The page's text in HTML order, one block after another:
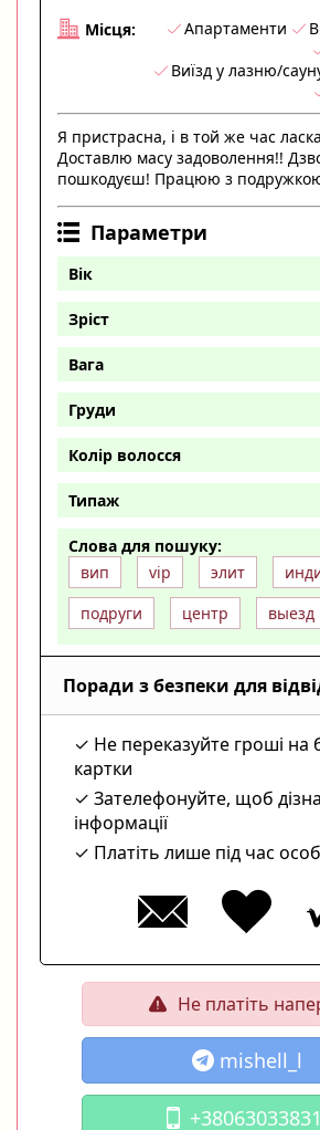
Місця: Апартаменти
Виїзд у лазню/
Я пристрасна, і в той же час
Доставлю масу задоволення!!
пошкодуєш! Працюю з
Параметри
Вік
Зріст
Вага
Груди
Колір волосся
Типаж
Слова для пошуку:
вип
vip элит
подруги
центр выезд
Поради з безпеки для
Не переказуйте гроші на
картки
Зателефонуйте, щоб
інформації
Платіть лише під час
Не платіть
mishell_l